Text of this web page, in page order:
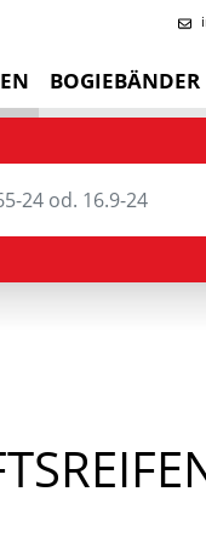
BOGIEBÄNDER